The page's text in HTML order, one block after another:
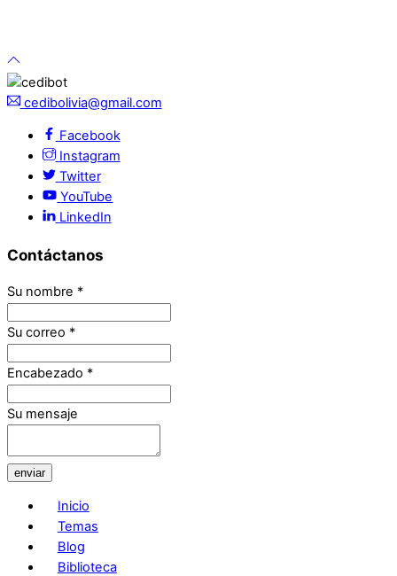
cedibolivia@gmail.com
Facebook
Instagram
Twitter
YouTube
LinkedIn
Contáctanos
Su nombre *
Su correo *
Encabezado *
Su mensaje
enviar
Inicio
Temas
Blog
Biblioteca